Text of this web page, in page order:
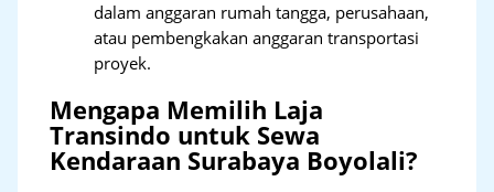
dalam anggaran rumah tangga, perusahaan,
atau pembengkakan anggaran transportasi
proyek.
Mengapa Memilih Laja
Transindo untuk Sewa
Kendaraan Surabaya Boyolali?